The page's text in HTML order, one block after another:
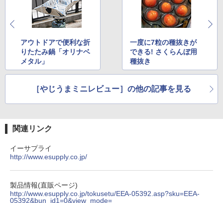
アウトドアで便利な折
りたたみ鍋「オリナベ
メタル」
一度に7粒の種抜きが
できる! さくらんぼ用
種抜き
［やじうまミニレビュー］の他の記事を見る
関連リンク
イーサプライ
http://www.esupply.co.jp/
製品情報(直販ページ)
http://www.esupply.co.jp/tokusetu/EEA-05392.asp?sku=EEA-
05392&bun_id1=0&view_mode=